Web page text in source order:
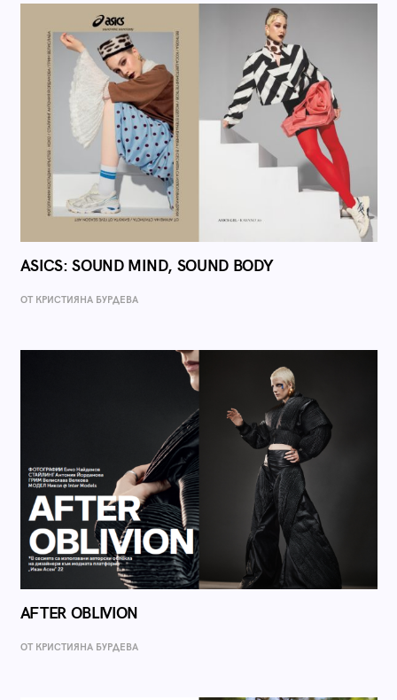
ASICS: SOUND MIND, SOUND BODY
ОТ КРИСТИЯНА БУРДЕВА
AFTER OBLIVION
ОТ КРИСТИЯНА БУРДЕВА